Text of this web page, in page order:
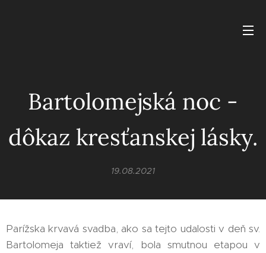
Bartolomejská noc -
dôkaz kresťanskej lásky.
19.08.2021
Parížska krvavá svadba, ako sa tejto udalosti v deň sv.
Bartolomeja taktiež vraví, bola smutnou etapou v